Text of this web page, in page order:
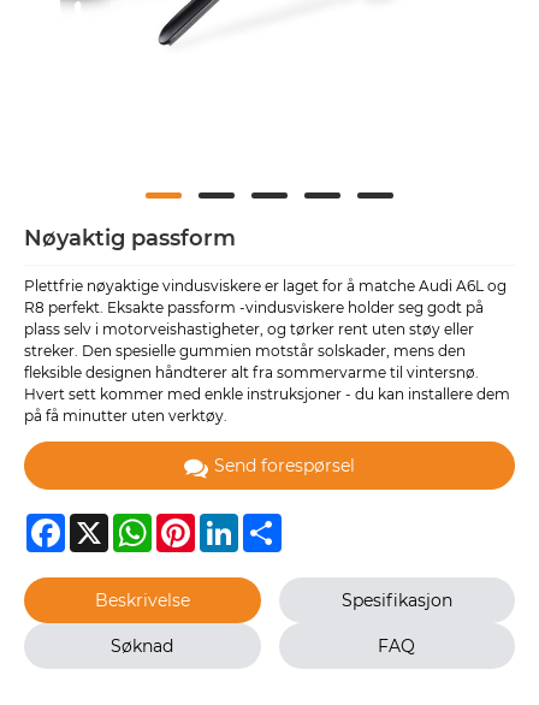
Nøyaktig passform
Plettfrie nøyaktige vindusviskere er laget for å matche Audi A6L og
R8 perfekt. Eksakte passform -vindusviskere holder seg godt på
plass selv i motorveishastigheter, og tørker rent uten støy eller
streker. Den spesielle gummien motstår solskader, mens den
fleksible designen håndterer alt fra sommervarme til vintersnø.
Hvert sett kommer med enkle instruksjoner - du kan installere dem
på få minutter uten verktøy.
Send forespørsel
Facebook
X WhatsAppPinterestLinkedIn
Beskrivelse Spesifikasjon
Søknad FAQ